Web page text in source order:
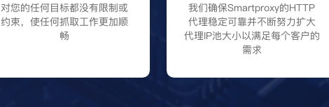
对您的任何目标都没有限制或
约束，使任何抓取工作更加顺
畅
我们确保Smartproxy的HTTP
代理稳定可靠并不断努力扩大
代理IP池大小以满足每个客户的
需求